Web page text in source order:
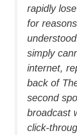
rapidly
for
simply
internet,
back of
second
broadcast
click-